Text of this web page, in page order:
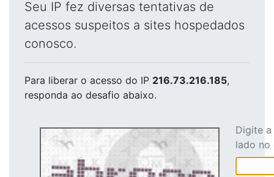
Seu IP fez diversas tentativas de
acessos suspeitos a sites hospedados
conosco.
Para liberar o acesso do IP 216.73.216.185,
responda ao desafio abaixo.
Digite
lado no